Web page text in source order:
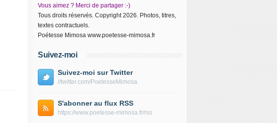
Vous aimez ? Merci de partager :-)
Tous droits réservés. Copyright 2026. Photos, titres,
textes contractuels.
Poétesse Mimosa www.poetesse-mimosa.fr
Suivez-moi
Suivez-moi sur Twitter
//twitter.com/PoetesseMimosa
S'abonner au flux RSS
https://www.poetesse-mimosa.fr/rss